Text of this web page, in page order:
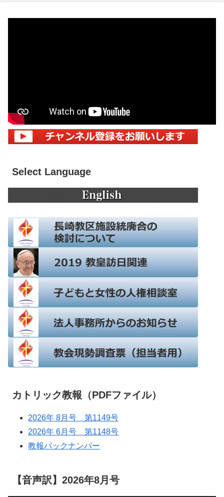
Select Language
カトリック教報（PDFファイル）
2026年 8月号 第1149号
2026年 6月号 第1148号
教報バックナンバー
【音声訳】2026年8月号